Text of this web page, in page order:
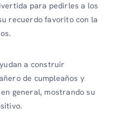
para pedirles a los
recuerdo favorito con la
a construir
de cumpleaños y
general, mostrando su